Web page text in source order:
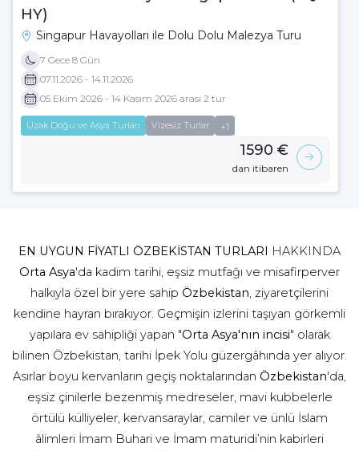
HY)
Singapur Havayolları ile Dolu Dolu Malezya Turu
7 Gece 8 Gün
07.11.2026 - 14.11.2026
05 Ekim 2026 - 14 Kasım 2026 arası 2 tur
Uzak Doğu ve Asya Turları Vizesiz Turlar +1
1590 €
dan itibaren
EN UYGUN FİYATLI ÖZBEKİSTAN TURLARI HAKKINDA
Orta Asya'da kadim tarihi, eşsiz mutfağı ve misafirperver
halkıyla özel bir yere sahip Özbekistan, ziyaretçilerini
kendine hayran bırakıyor. Geçmişin izlerini taşıyan görkemli
yapılara ev sahipliği yapan "Orta Asya'nın incisi" olarak
bilinen Özbekistan, tarihi İpek Yolu güzergâhında yer alıyor.
Asırlar boyu kervanların geçiş noktalarından Özbekistan'da,
eşsiz çinilerle bezenmiş medreseler, mavi kubbelerle
örtülü külliyeler, kervansaraylar, camiler ve ünlü İslam
âlimleri İmam Buhari ve İmam maturidi’nin kabirleri